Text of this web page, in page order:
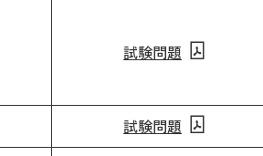
試験問題
試験問題